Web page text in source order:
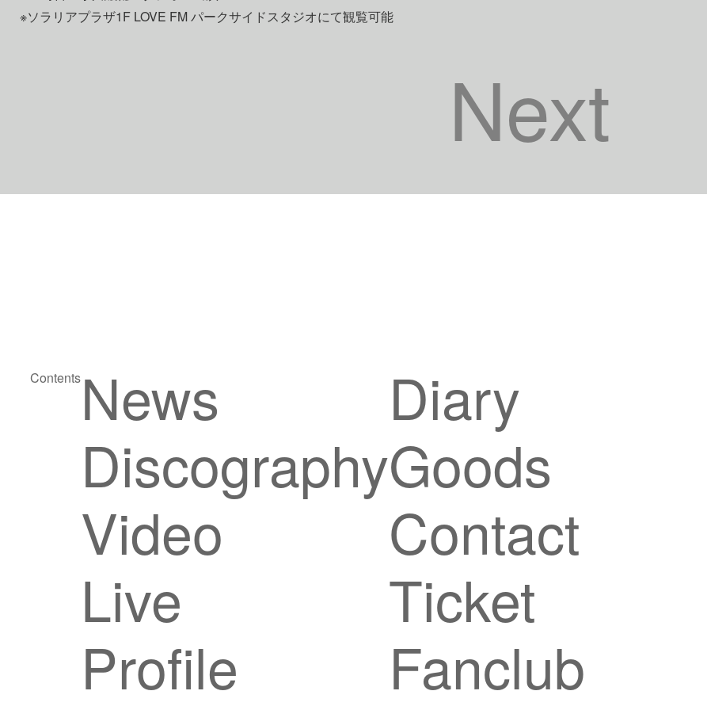
※ソラリアプラザ1F LOVE FM パークサイドスタジオにて観覧可能
Next
ContentsNews
Discography
Video
Live
Profile
Diary
Goods
Contact
Ticket
Fanclub